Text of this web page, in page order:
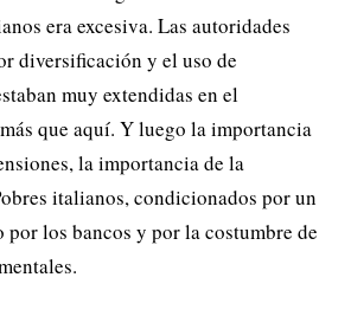
era excesiva. Las autoridades
diversificación y el uso de
muy extendidas en el
que aquí. Y luego la importancia
la importancia de la
italianos, condicionados por un
por los bancos y por la costumbre de